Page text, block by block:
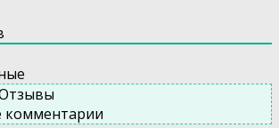
комментарии